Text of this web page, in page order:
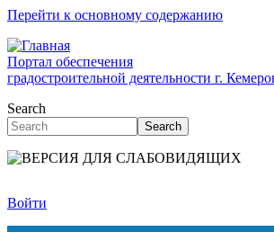
Перейти к основному содержанию
Портал обеспечения
градостроительной деятельности г.
Search
Search
Войти